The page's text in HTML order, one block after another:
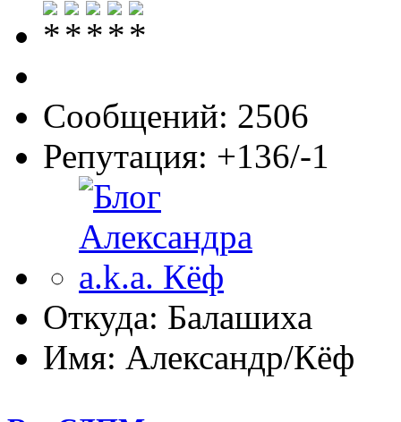
Сообщений: 2506
Репутация: +136/-1
Откуда: Балашиха
Имя: Александр/Кёф